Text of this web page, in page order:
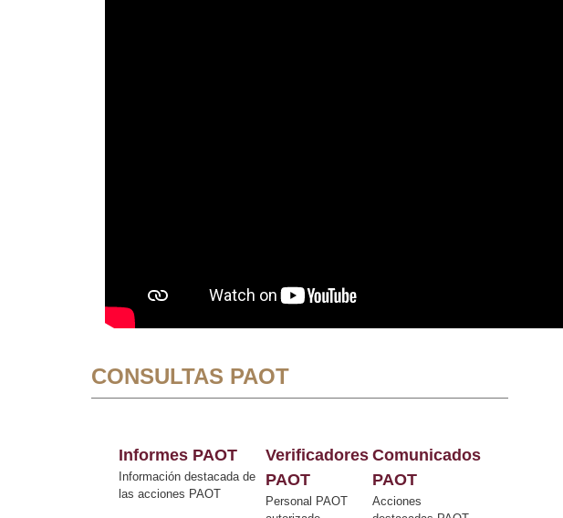
CONSULTAS PAOT
Informes PAOT
Información destacada de
las acciones PAOT
Verificadores
PAOT
Personal PAOT
Comunicados
PAOT
Acciones